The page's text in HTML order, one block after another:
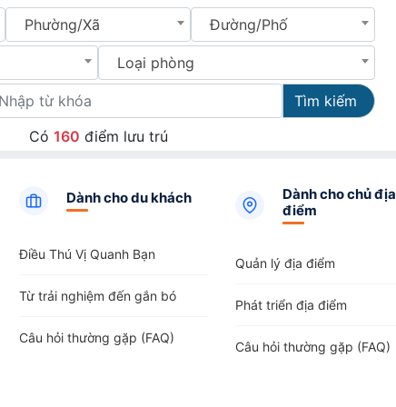
Phường/Xã Đường/Phố
Loại phòng
Tìm kiếm
Có 160 điểm lưu trú
Dành cho du khách
Điều Thú Vị Quanh Bạn
Từ trải nghiệm đến gắn bó
Câu hỏi thường gặp (FAQ)
Dành cho chủ địa
điểm
Quản lý địa điểm
Phát triển địa điểm
Câu hỏi thường gặp (FAQ)